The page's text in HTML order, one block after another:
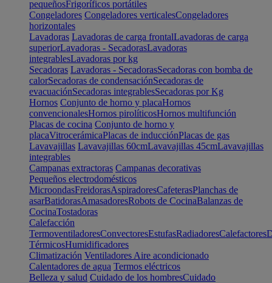
pequeñosFrigoríficos portátiles
Congeladores Congeladores verticalesCongeladores
horizontales
Lavadoras Lavadoras de carga frontalLavadoras de carga
superiorLavadoras - SecadorasLavadoras
integrablesLavadoras por kg
Secadoras Lavadoras - SecadorasSecadoras con bomba de
calorSecadoras de condensaciónSecadoras de
evacuaciónSecadoras integrablesSecadoras por Kg
Hornos Conjunto de horno y placaHornos
convencionalesHornos pirolíticosHornos multifunción
Placas de cocina Conjunto de horno y
placaVitrocerámicaPlacas de inducciónPlacas de gas
Lavavajillas Lavavajillas 60cmLavavajillas 45cmLavavajillas
integrables
Campanas extractoras Campanas decorativas
Pequeños electrodomésticos
MicroondasFreidorasAspiradoresCafeterasPlanchas de
asarBatidorasAmasadoresRobots de CocinaBalanzas de
CocinaTostadoras
Calefacción
TermoventiladoresConvectoresEstufasRadiadoresCalefactores
TérmicosHumidificadores
Climatización Ventiladores Aire acondicionado
Calentadores de agua Termos eléctricos
Belleza y salud Cuidado de los hombresCuidado